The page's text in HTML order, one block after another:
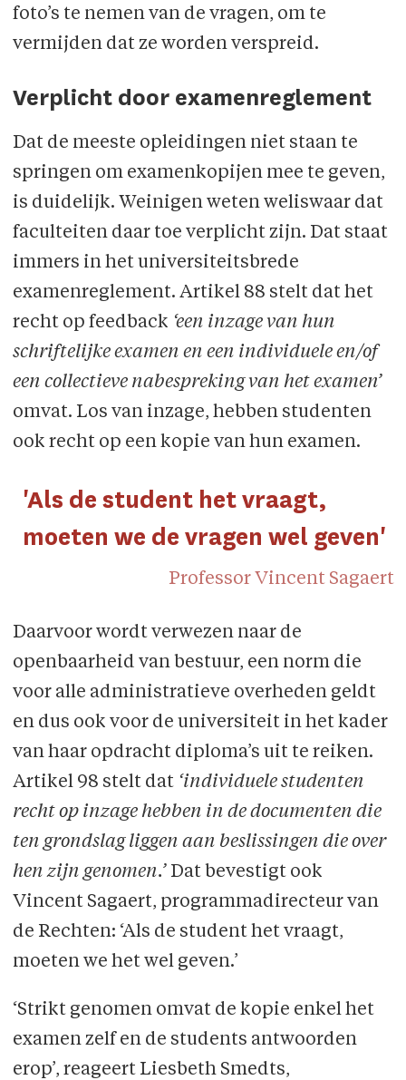
foto’s te nemen van de vragen, om te
vermijden dat ze worden verspreid.
Verplicht door examenreglement
Dat de meeste opleidingen niet staan te
springen om examenkopijen mee te geven,
is duidelijk. Weinigen weten weliswaar dat
faculteiten daar toe verplicht zijn. Dat staat
immers in het universiteitsbrede
examenreglement. Artikel 88 stelt dat het
recht op feedback ‘een inzage van hun
schriftelijke examen en een individuele en/of
een collectieve nabespreking van het examen’
omvat. Los van inzage, hebben studenten
ook recht op een kopie van hun examen.
'Als de student het vraagt,
moeten we de vragen wel geven'
Professor Vincent Sagaert
Daarvoor wordt verwezen naar de
openbaarheid van bestuur, een norm die
voor alle administratieve overheden geldt
en dus ook voor de universiteit in het kader
van haar opdracht diploma’s uit te reiken.
Artikel 98 stelt dat ‘individuele studenten
recht op inzage hebben in de documenten die
ten grondslag liggen aan beslissingen die over
hen zijn genomen.’ Dat bevestigt ook
Vincent Sagaert, programmadirecteur van
de Rechten: ‘Als de student het vraagt,
moeten we het wel geven.’
‘Strikt genomen omvat de kopie enkel het
examen zelf en de students antwoorden
erop’, reageert Liesbeth Smedts,